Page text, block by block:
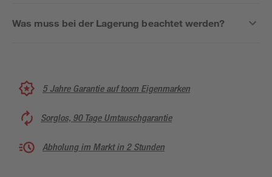
Was muss bei der Lagerung beachtet werden?
5 Jahre Garantie auf toom Eigenmarken
Sorglos, 90 Tage Umtauschgarantie
Abholung im Markt in 2 Stunden